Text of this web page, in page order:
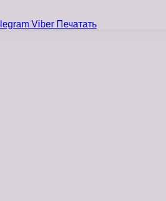
Viber Печатать